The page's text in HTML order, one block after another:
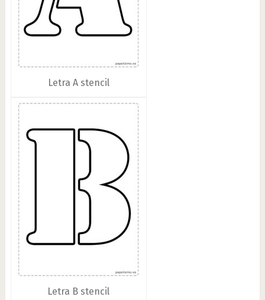
Letra A stencil
Letra B stencil